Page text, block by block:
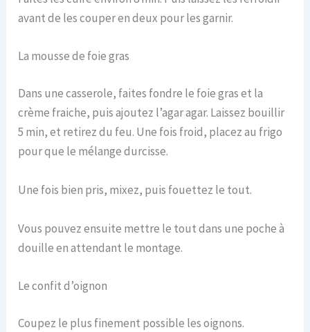
avant de les couper en deux pour les garnir.
La mousse de foie gras
Dans une casserole, faites fondre le foie gras et la
crème fraiche, puis ajoutez l’agar agar. Laissez bouillir
5 min, et retirez du feu. Une fois froid, placez au frigo
pour que le mélange durcisse.
Une fois bien pris, mixez, puis fouettez le tout.
Vous pouvez ensuite mettre le tout dans une poche à
douille en attendant le montage.
Le confit d’oignon
Coupez le plus finement possible les oignons.